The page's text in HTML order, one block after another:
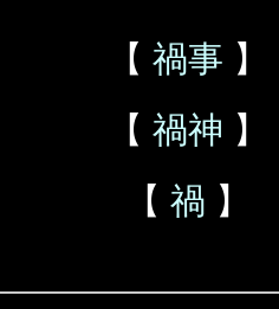
【 禍事 】
【 禍神 】
【 禍 】